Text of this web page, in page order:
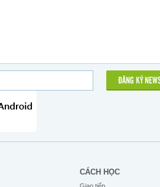
ĐĂNG KÝ
CÁCH HỌC